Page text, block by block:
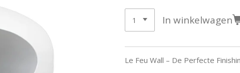
In winkelwagen
Le Feu Wall – De Perfecte